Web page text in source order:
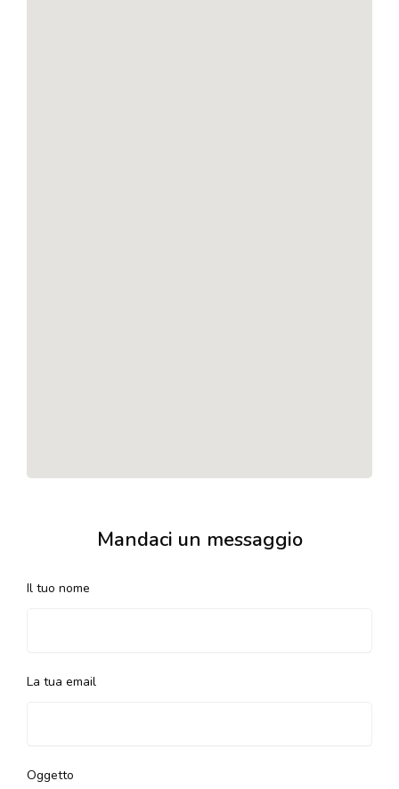
Mandaci un messaggio
Il tuo nome
La tua email
Oggetto